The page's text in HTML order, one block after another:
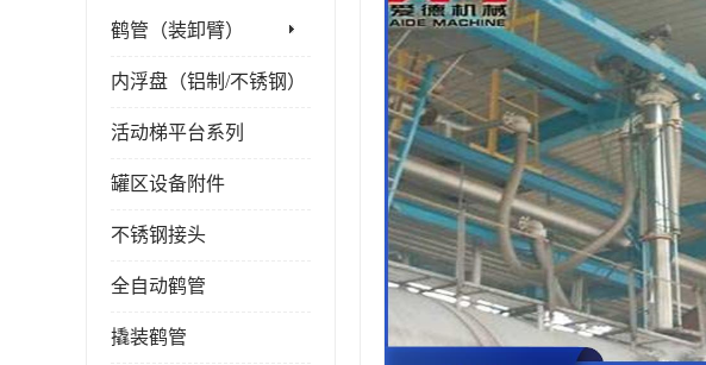
鹤管（装卸臂）
内浮盘（铝制/不锈钢）
活动梯平台系列
罐区设备附件
不锈钢接头
全自动鹤管
撬装鹤管